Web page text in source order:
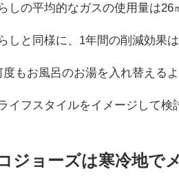
しの平均的なガスの使用量は
しと同様に、1年間の削減効果
度もお風呂のお湯を入れ替える
イフスタイルをイメージして検
ジョーズは寒冷地で